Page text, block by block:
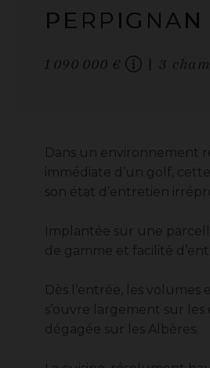
PERPIGNAN
1 090 000 € 3
Dans un environnement
immédiate d’un golf,
son état d’entretien
Implantée sur une
de gamme et facilité
Dès l’entrée, les
s’ouvre largement sur
dégagée sur les Albères.